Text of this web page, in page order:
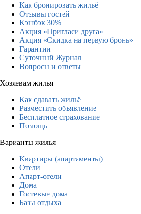
Как бронировать жильё
Отзывы гостей
Кэшбэк 30%
Акция «Пригласи друга»
Акция «Скидка на первую бронь»
Гарантии
Суточный Журнал
Вопросы и ответы
Хозяевам жилья
Как сдавать жильё
Разместить объявление
Бесплатное страхование
Помощь
Варианты жилья
Квартиры (апартаменты)
Отели
Апарт-отели
Дома
Гостевые дома
Базы отдыха